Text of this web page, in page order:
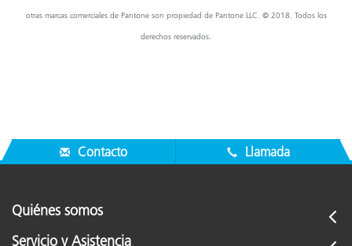
otras marcas comerciales de Pantone son propiedad de Pantone LLC. © 2018. Todos los
derechos reservados.
Contacto Llamada
Quiénes somos
Servicio y Asistencia